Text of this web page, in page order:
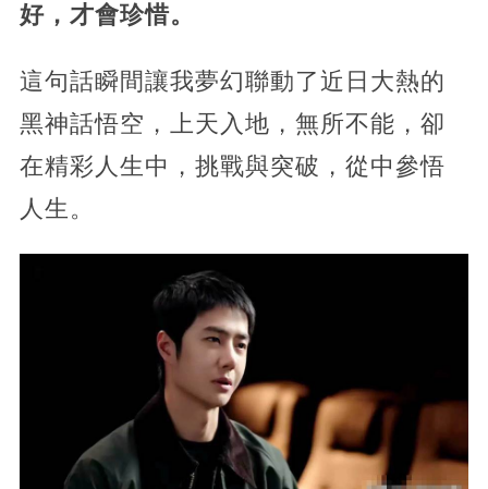
好，才會珍惜。
這句話瞬間讓我夢幻聯動了近日大熱的
黑神話悟空，上天入地，無所不能，卻
在精彩人生中，挑戰與突破，從中參悟
人生。